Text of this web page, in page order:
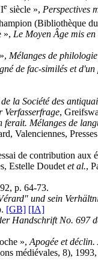
e siècle », Perspectives
(Bibliothèque
», Le Moyen Âge mis
Mélanges de
de fac-similés et
la Société des
Verfasserfrage,
ferait. Mélanges de
Valenciennes,
de contribution aux
Estelle Doudetet al.,
p. 64-73.
und sein
[GB] [IA]
Handschrift No. 697
»,Apogée et
médiévales, 8),